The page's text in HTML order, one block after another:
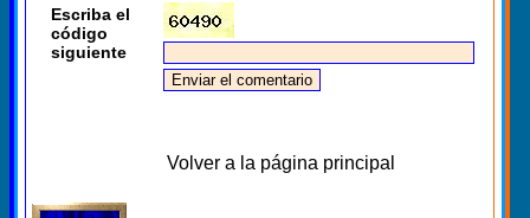
Escriba el
código
siguiente
Volver a la página principal